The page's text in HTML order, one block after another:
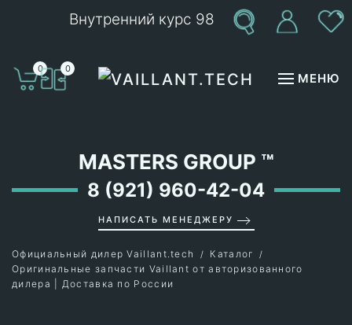
Внутренний курс 98
0 0
МЕНЮ
MASTERS GROUP ™
8 (921) 960-42-04
НАПИСАТЬ МЕНЕДЖЕРУ
Официальный дилер Vaillant.tech
Каталог
Оригинальные запчасти Vaillant от авторизованного
дилера | Доставка по России